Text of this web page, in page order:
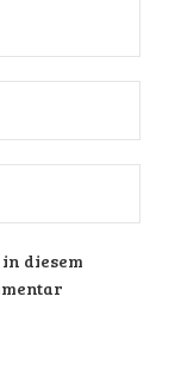
diesem